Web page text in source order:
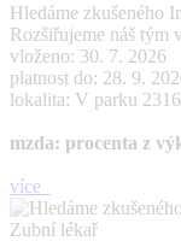
Hledáme zkušeného
Rozšiřujeme náš tým
vloženo: 30. 7. 2026
platnost do: 28. 9.
lokalita: V parku
mzda: procenta z
více
Zubní lékař